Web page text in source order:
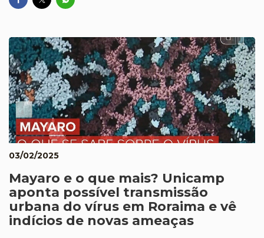
03/02/2025
Mayaro e o que mais? Unicamp
aponta possível transmissão
urbana do vírus em Roraima e vê
indícios de novas ameaças